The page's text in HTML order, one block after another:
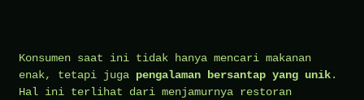
Konsumen saat ini tidak hanya mencari makanan
enak, tetapi juga pengalaman bersantap yang unik.
Hal ini terlihat dari menjamurnya restoran